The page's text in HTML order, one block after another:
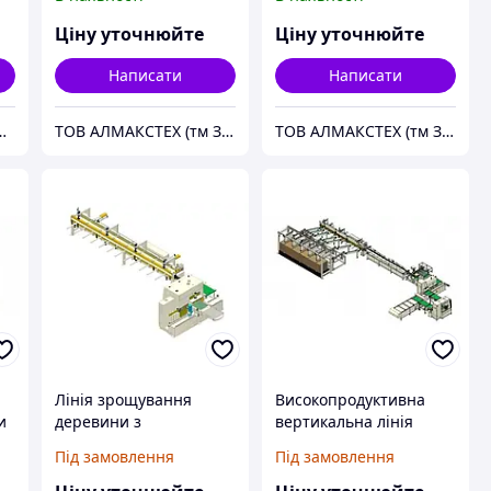
обладнання"
Ціну уточнюйте
Написати
ТОВ АЛМАКСТЕХ (тм Зенитек)
Ціну уточнюйте
Написати
ТОВ АЛМАКСТЕХ (тм Зенитек)
Лінія зрощування
деревини з
KTCC
Під замовлення
Високопродуктивна
вертикальна лінія
KTCC
Під замовлення